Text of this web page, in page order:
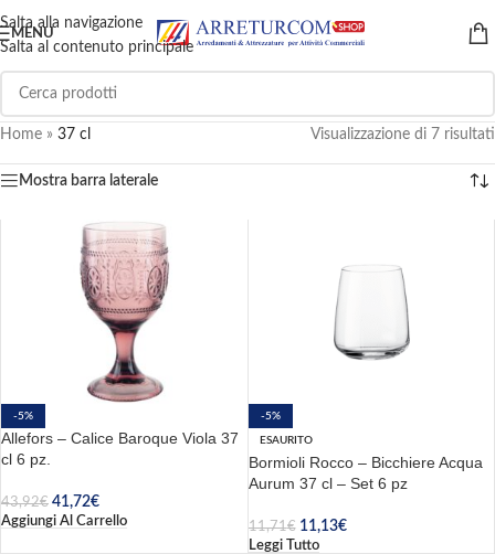
Salta alla navigazione
Salta al contenuto principale
MENU
Home » 37 cl Visualizzazione di 7 risultati
Mostra barra laterale
-5%
Allefors – Calice Baroque Viola 37
cl 6 pz.
43,92€ 41,72€
Aggiungi Al Carrello
-5%
ESAURITO
Bormioli Rocco – Bicchiere Acqua
Aurum 37 cl – Set 6 pz
11,71€ 11,13€
Leggi Tutto